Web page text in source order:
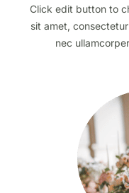
Click edit button to
sit amet,
nec